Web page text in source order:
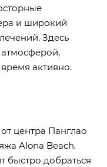
и широкий
Здесь
активно.
центра Панглао
Alona Beach.
быстро добраться